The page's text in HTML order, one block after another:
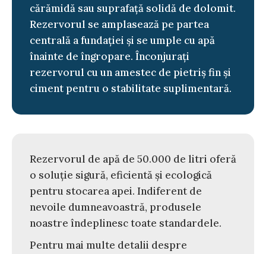
cărămidă sau suprafață solidă de dolomit.
Rezervorul se amplasează pe partea
centrală a fundației și se umple cu apă
înainte de îngropare. Înconjurați
rezervorul cu un amestec de pietriș fin și
ciment pentru o stabilitate suplimentară.
Rezervorul de apă de 50.000 de litri oferă
o soluție sigură, eficientă și ecologică
pentru stocarea apei. Indiferent de
nevoile dumneavoastră, produsele
noastre îndeplinesc toate standardele.
Pentru mai multe detalii despre